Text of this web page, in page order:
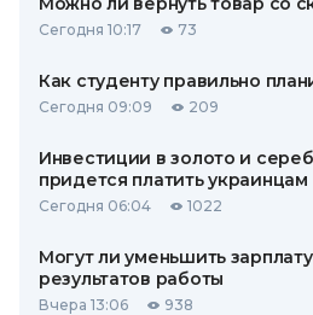
Сегодня 10:17 73
Как студенту правильно
Сегодня 09:09 209
Инвестиции в золото и
придется платить украинцам
Сегодня 06:04 1022
Могут ли уменьшить
результатов работы
Вчера 13:06 938